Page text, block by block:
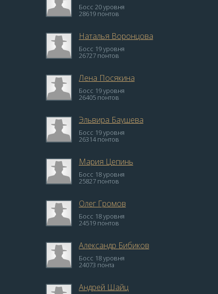
Босс 20 уровня
28619 понтов
Наталья Воронцова
Босс 19 уровня
26727 понтов
Лена Посякина
Босс 19 уровня
26405 понтов
Эльвира Баушева
Босс 19 уровня
26314 понтов
Мария Цепинь
Босс 18 уровня
25827 понтов
Олег Громов
Босс 18 уровня
24519 понтов
Александр Бибиков
Босс 18 уровня
24073 понта
Андрей Шайц